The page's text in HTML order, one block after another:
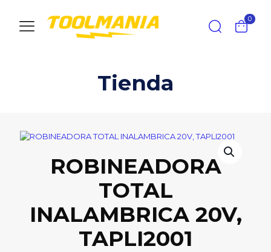
0
Tienda
ROBINEADORA
TOTAL
INALAMBRICA 20V,
TAPLI2001